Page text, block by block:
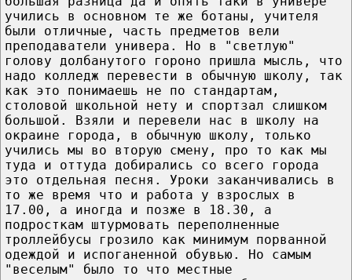
учились в основном те же ботаны, учителя
были отличные, часть предметов вели
преподаватели универа. Но в "светлую"
голову долбанутого гороно пришла мысль, что
надо колледж перевести в обычную школу, так
как это понимаешь не по стандартам,
столовой школьной нету и спортзал слишком
большой. Взяли и перевели нас в школу на
окраине города, в обычную школу, только
учились мы во вторую смену, про то как мы
туда и оттуда добирались со всего города
это отдельная песня. Уроки заканчивались в
то же время что и работа у взрослых в
17.00, а иногда и позже в 18.30, а
подросткам штурмовать переполненные
троллейбусы грозило как минимум порванной
одеждой и испоганенной обувью. Но самым
"веселым" было то что местные